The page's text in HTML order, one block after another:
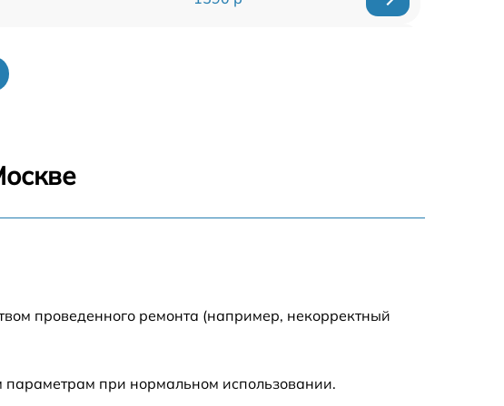
проведенного ремонта (например, некорректный
при нормальном использовании.